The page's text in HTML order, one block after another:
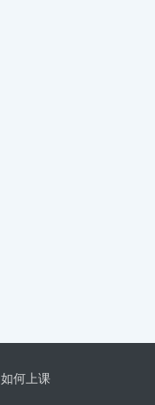
如何上课